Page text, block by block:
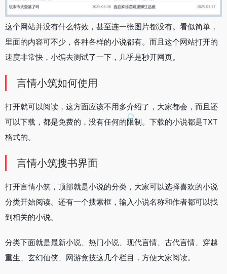
这个网站并没有什么特效，甚至连一张图片都没有。看似简单，
里面的内容可不少，各种各样的小说都有。而且这个网站打开的
速度非常快，小编去测试了一下，几乎是秒开网页。
言情小筑如何使用
打开就可以阅读，这方面应该不用多介绍了，大家都会，而且还
可以下载，都是免费的，没有任何的限制。下载的小说都是TXT
格式的。
言情小筑搜书界面
打开言情小筑，顶部就是小说的分类，大家可以选择喜欢的小说
分类开始阅读。还有一个搜索框，输入小说名称和作者都可以找
到相关的小说。
分类下面就是最新小说、热门小说、现代言情、古代言情、穿越
重生、玄幻仙侠、网游竞技这几个栏目，方便大家阅读。